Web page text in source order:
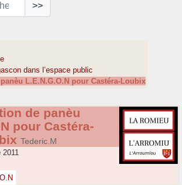
>>
dans l’espace public
L.E.N.G.O.N pour Castéra-Loubix
de panèu
pour Castéra-
Tederic.M
2011